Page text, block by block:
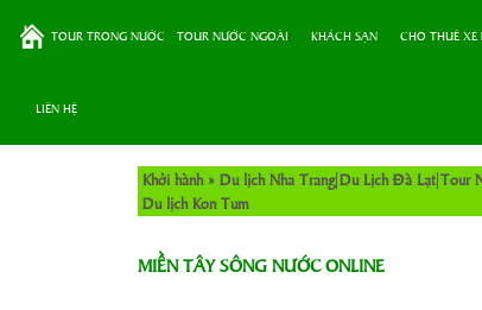
TOUR TRONG NƯỚC TOUR NƯỚC NGOÀI KHÁCH SẠN CHO THUÊ
LIÊN HỆ
Khởi hành » Du lịch Nha Trang Du Lịch Đà Lạt Tour
Du lịch Kon Tum
MIỀN TÂY SÔNG NƯỚC ONLINE